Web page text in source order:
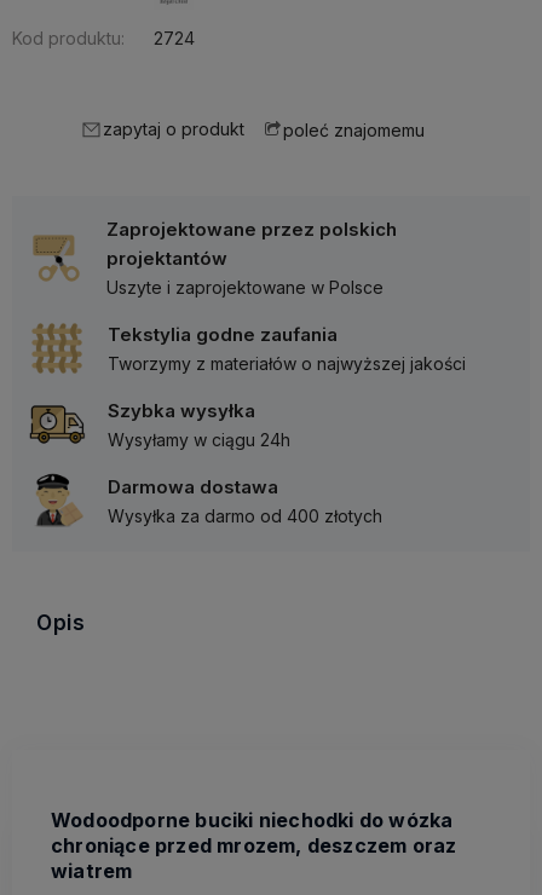
Kod produktu: 2724
zapytaj o produkt poleć znajomemu
Zaprojektowane przez polskich
projektantów
Uszyte i zaprojektowane w Polsce
Tekstylia godne zaufania
Tworzymy z materiałów o najwyższej jakości
Szybka wysyłka
Wysyłamy w ciągu 24h
Darmowa dostawa
Wysyłka za darmo od 400 złotych
Opis
Wodoodporne buciki niechodki do wózka
chroniące przed mrozem, deszczem oraz
wiatrem